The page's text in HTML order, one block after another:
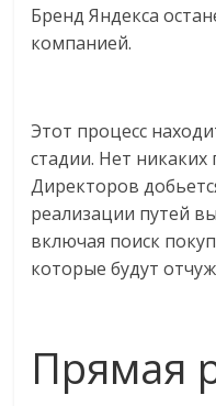
людей
изменения
читателем.
Бренд Яндекса
компанией.
Этот процесс
стадии. Нет никаких
Директоров
реализации путей
включая поиск
которые будут
Прямая